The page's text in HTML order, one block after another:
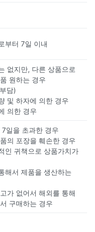
부터 7일 이내
없지만, 다른 상품으로
원하는 경우
담)
및 하자에 의한 경우
의한 경우
일을 초과한 경우
의 포장을 훼손한 경우
인 귀책으로 상품가치가
해서 제품을 생산하는
가 없어서 해외를 통해
구매하는 경우